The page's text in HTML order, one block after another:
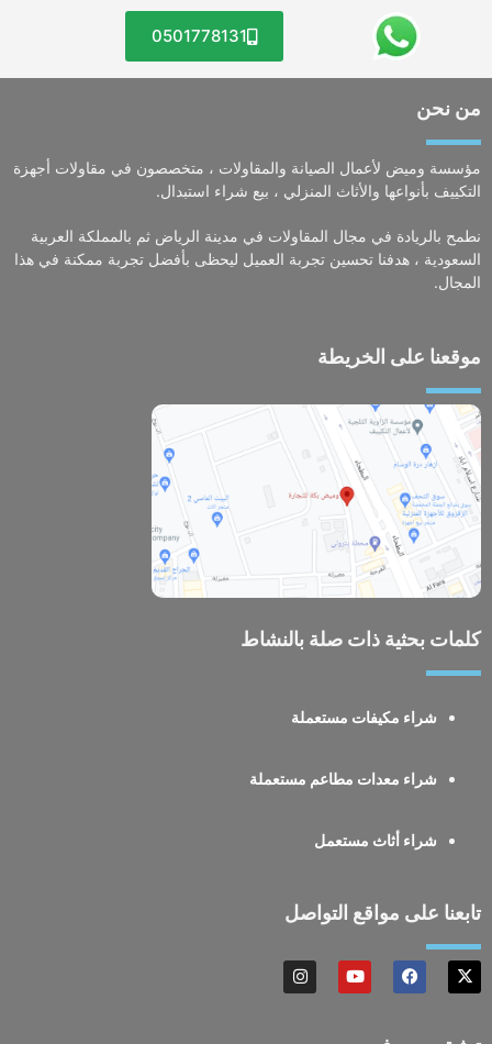
0501778131
من نحن
مؤسسة وميض لأعمال الصيانة والمقاولات ، متخصصون في مقاولات أجهزة
التكييف بأنواعها والأثاث المنزلي ، بيع شراء استبدال.
نطمح بالريادة في مجال المقاولات في مدينة الرياض ثم بالمملكة العربية
السعودية ، هدفنا تحسين تجربة العميل ليحظى بأفضل تجربة ممكنة في هذا
المجال.
موقعنا على الخريطة
كلمات بحثية ذات صلة بالنشاط
شراء مكيفات مستعملة
شراء معدات مطاعم مستعملة
شراء أثاث مستعمل
تابعنا على مواقع التواصل